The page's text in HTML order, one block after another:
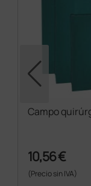
Campo
10,56 €
(Precio sin IVA)